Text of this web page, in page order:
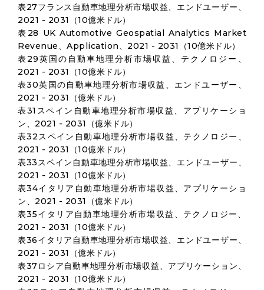
表27フランス自動車地理分析市場収益、エンドユーザー、
2021 - 2031（10億米ドル）
表28 UK Automotive Geospatial Analytics Market
Revenue、Application、2021 - 2031（10億米ドル）
表29英国の自動車地理分析市場収益、テクノロジー、
2021 - 2031（10億米ドル）
表30英国の自動車地理分析市場収益、エンドユーザー、
2021 - 2031（億米ドル）
表31スペイン自動車地理分析市場収益、アプリケーショ
ン、2021 - 2031（億米ドル）
表32スペイン自動車地理分析市場収益、テクノロジー、
2021 - 2031（10億米ドル）
表33スペイン自動車地理分析市場収益、エンドユーザー、
2021 - 2031（10億米ドル）
表34イタリア自動車地理分析市場収益、アプリケーショ
ン、2021 - 2031（億米ドル）
表35イタリア自動車地理分析市場収益、テクノロジー、
2021 - 2031（10億米ドル）
表36イタリア自動車地理分析市場収益、エンドユーザー、
2021 - 2031（億米ドル）
表37ロシア自動車地理分析市場収益、アプリケーション、
2021 - 2031（10億米ドル）